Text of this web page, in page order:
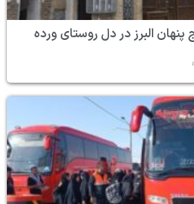
پنهان البرز در دل روستای ورده